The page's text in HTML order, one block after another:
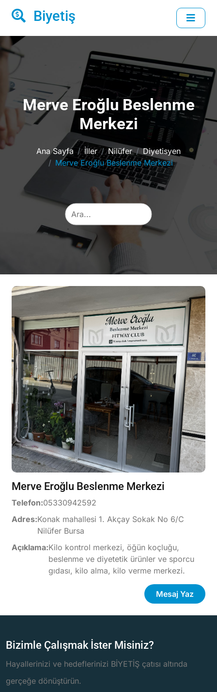
Biyetiş
Merve Eroğlu Beslenme
Merkezi
Ana Sayfa İller Nilüfer
Diyetisyen
Merve Eroğlu Beslenme Merkezi
Merve Eroğlu Beslenme Merkezi
Telefon:05330942592
Adres:Konak mahallesi 1. Akçay Sokak No 6/C
Nilüfer Bursa
Açıklama:Kilo kontrol merkezi, öğün koçluğu,
beslenme ve diyetetik ürünler ve sporcu
gıdası, kilo alma, kilo verme merkezi.
Mesaj Yaz
Bizimle Çalışmak İster Misiniz?
Hayallerinizi ve hedeflerinizi BİYETİŞ çatısı altında
gerçeğe dönüştürün.